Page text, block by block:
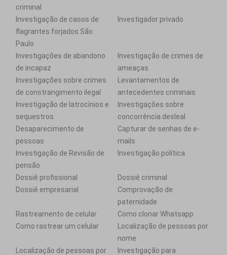
criminal
Investigação de casos de
flagrantes forjados São
Paulo
Investigador privado
Investigações de abandono
de incapaz
Investigação de crimes de
ameaças
Investigações sobre crimes
de constrangimento ilegal
Levantamentos de
antecedentes criminais
Investigação de latrocínios e
sequestros
Investigações sobre
concorrência desleal
Desaparecimento de
pessoas
Capturar de senhas de e-
mails
Investigação de Revisão de
pensão
Investigação política
Dossiê profissional
Dossiê criminal
Dossiê empresarial
Comprovação de
paternidade
Rastreamento de celular
Como clonar Whatsapp
Como rastrear um celular
Localização de pessoas por
nome
Localização de pessoas por
Investigação para